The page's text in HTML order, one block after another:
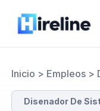
Inicio > Empleos>